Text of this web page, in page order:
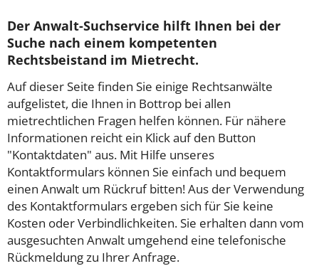
Der Anwalt-Suchservice hilft Ihnen bei der
Suche nach einem kompetenten
Rechtsbeistand im Mietrecht.
Auf dieser Seite finden Sie einige Rechtsanwälte
aufgelistet, die Ihnen in Bottrop bei allen
mietrechtlichen Fragen helfen können. Für nähere
Informationen reicht ein Klick auf den Button
"Kontaktdaten" aus. Mit Hilfe unseres
Kontaktformulars können Sie einfach und bequem
einen Anwalt um Rückruf bitten! Aus der Verwendung
des Kontaktformulars ergeben sich für Sie keine
Kosten oder Verbindlichkeiten. Sie erhalten dann vom
ausgesuchten Anwalt umgehend eine telefonische
Rückmeldung zu Ihrer Anfrage.